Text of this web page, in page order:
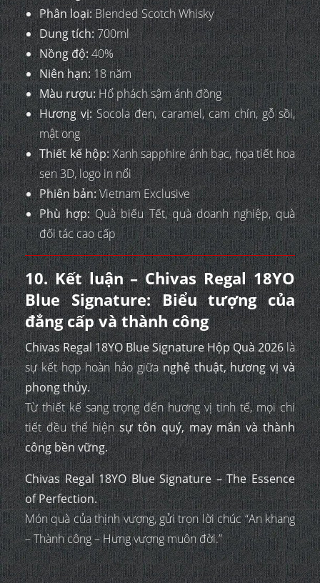
Phân loại:Blended Scotch Whisky
Dung tích:700ml
Nồng độ:40%
Niên hạn:18 năm
Màu rượu:Hổ phách sậm ánh đồng
Hương vị:Socola đen, caramel, cam chín, gỗ sồi,
mật ong
Thiết kế hộp:Xanh sapphire ánh bạc, họa tiết hoa
sen 3D, logo in nổi
Phiên bản:Vietnam Exclusive
Phù hợp:Quà biếu Tết, quà doanh nghiệp, quà
đối tác cao cấp
10. Kết luận – Chivas Regal 18YO
Blue Signature: Biểu tượng của
đẳng cấp và thành công
Chivas Regal 18YO Blue Signature Hộp Quà 2026là
sự kết hợp hoàn hảo giữanghệ thuật, hương vị và
phong thủy.
Từ thiết kế sang trọng đến hương vị tinh tế, mọi chi
tiết đều thể hiệnsự tôn quý, may mắn và thành
công bền vững.
Chivas Regal 18YO Blue Signature – The Essence
of Perfection.
Món quà của thịnh vượng, gửi trọn lời chúc “An khang
– Thành công – Hưng vượng muôn đời.”